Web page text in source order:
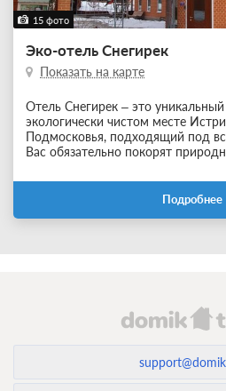
15 фото
Эко-отель Снегирек
Показать на карте
Отель Снегирек – это
экологически чистом месте
Подмосковья, подходящий под
Вас обязательно покорят
Подробнее